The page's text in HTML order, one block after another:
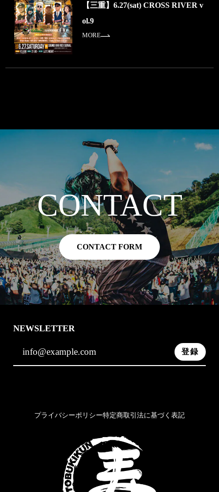
【三重】6.27(sat) CROSS RIVER v
ol.9
MORE
CONTACT
CONTACT FORM
NEWSLETTER
登録
プライバシーポリシー特定商取引法に基づく表記